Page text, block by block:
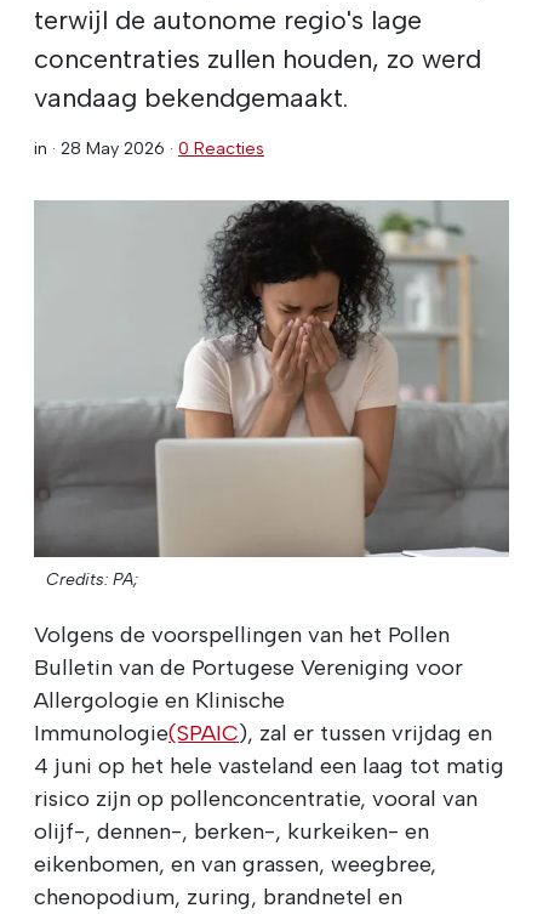
terwijl de autonome regio's lage
concentraties zullen houden, zo werd
vandaag bekendgemaakt.
in · 28 May 2026 · 0 Reacties
Credits: PA;
Volgens de voorspellingen van het Pollen
Bulletin van de Portugese Vereniging voor
Allergologie en Klinische
Immunologie(SPAIC), zal er tussen vrijdag en
4 juni op het hele vasteland een laag tot matig
risico zijn op pollenconcentratie, vooral van
olijf-, dennen-, berken-, kurkeiken- en
eikenbomen, en van grassen, weegbree,
chenopodium, zuring, brandnetel en